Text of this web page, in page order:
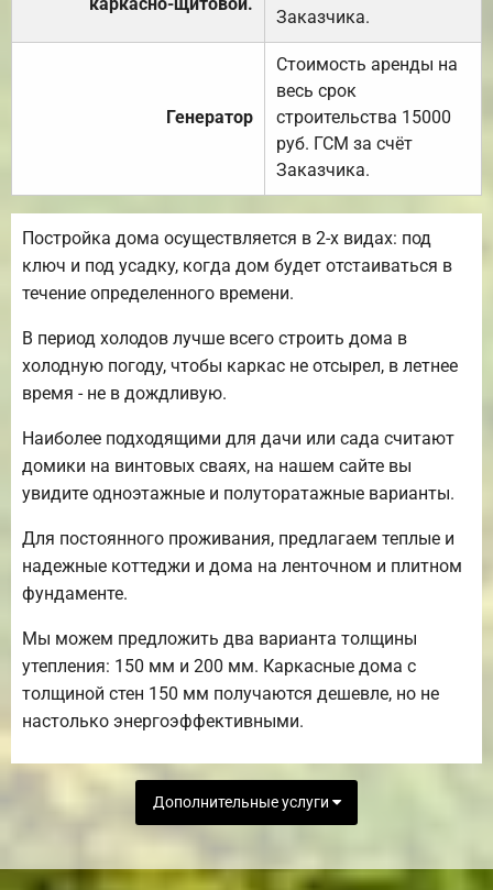
Заказчика.
Генератор
Стоимость аренды на
весь срок
строительства 15000
руб. ГСМ за счёт
Заказчика.
Постройка дома осуществляется в 2-х видах: под
ключ и под усадку, когда дом будет отстаиваться в
течение определенного времени.
В период холодов лучше всего строить дома в
холодную погоду, чтобы каркас не отсырел, в летнее
время - не в дождливую.
Наиболее подходящими для дачи или сада считают
домики на винтовых сваях, на нашем сайте вы
увидите одноэтажные и полуторатажные варианты.
Для постоянного проживания, предлагаем теплые и
надежные коттеджи и дома на ленточном и плитном
фундаменте.
Мы можем предложить два варианта толщины
утепления: 150 мм и 200 мм. Каркасные дома с
толщиной стен 150 мм получаются дешевле, но не
настолько энергоэффективными.
Дополнительные услуги